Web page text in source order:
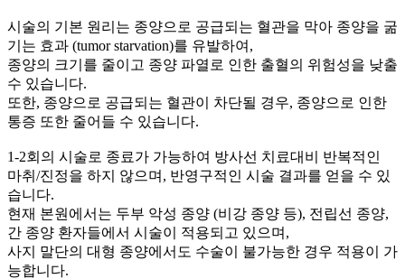
시술의 기본 원리는 종양으로 공급되는 혈관을 막아 종양을 굶
기는 효과 (tumor starvation)를 유발하여,
종양의 크기를 줄이고 종양 파열로 인한 출혈의 위험성을 낮출
수 있습니다.
또한, 종양으로 공급되는 혈관이 차단될 경우, 종양으로 인한
통증 또한 줄어들 수 있습니다.
1-2회의 시술로 종료가 가능하여 방사선 치료대비 반복적인
마취/진정을 하지 않으며, 반영구적인 시술 결과를 얻을 수 있
습니다.
현재 본원에서는 두부 악성 종양 (비강 종양 등), 전립선 종양,
간 종양 환자들에서 시술이 적용되고 있으며,
사지 말단의 대형 종양에서도 수술이 불가능한 경우 적용이 가
능합니다.